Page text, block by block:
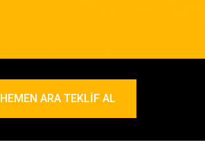
HEMEN ARA TEKLIF AL